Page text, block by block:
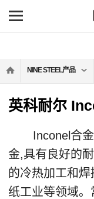
NINE STEEL产品
英科耐尔
Inconel合金
金,具有良好的
的冷热加工和
纸工业等领域